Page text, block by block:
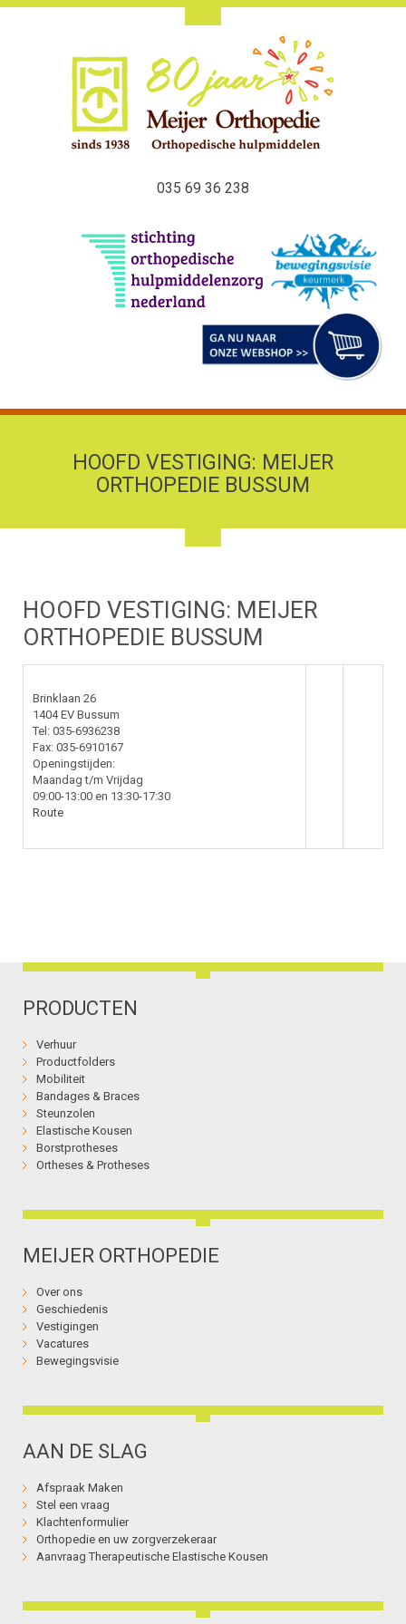
035 69 36 238
HOOFD VESTIGING: MEIJER
ORTHOPEDIE BUSSUM
HOOFD VESTIGING: MEIJER
ORTHOPEDIE BUSSUM
Brinklaan 26
1404 EV Bussum
Tel: 035-6936238
Fax: 035-6910167
Openingstijden:
Maandag t/m Vrijdag
09:00-13:00 en 13:30-17:30
Route
PRODUCTEN
Verhuur
Productfolders
Mobiliteit
Bandages & Braces
Steunzolen
Elastische Kousen
Borstprotheses
Ortheses & Protheses
MEIJER ORTHOPEDIE
Over ons
Geschiedenis
Vestigingen
Vacatures
Bewegingsvisie
AAN DE SLAG
Afspraak Maken
Stel een vraag
Klachtenformulier
Orthopedie en uw zorgverzekeraar
Aanvraag Therapeutische Elastische Kousen